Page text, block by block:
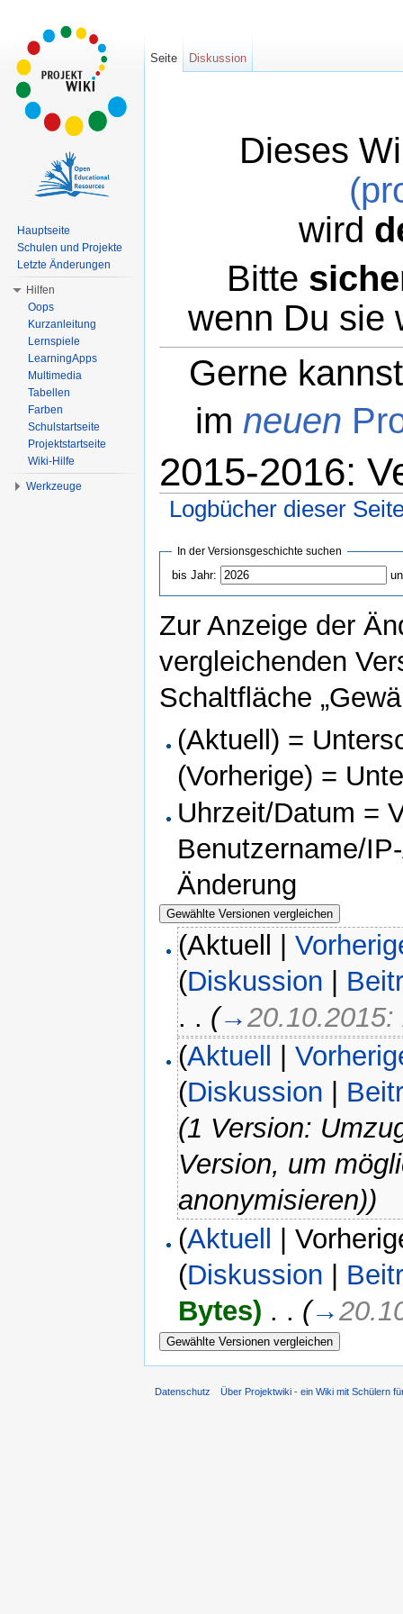
Dieses
wird
Bitte
wenn Du sie
Gerne
im neuen
2015-2016:
Logbücher dieser
In der Versionsgeschichte suchen
bis Jahr:
Zur Anzeige der
vergleichenden
Schaltfläche
(Aktuell) =
(Vorherige) =
Uhrzeit/Datum =
Benutzername/
Änderung
(Aktuell |
(Diskussion
. . (→20.10.2015:
(Aktuell |
(Diskussion
(1 Version:
Version, um
anonymisieren))
(Aktuell
|
(Diskussion
Bytes) . . (→
Seite Diskussion
Hauptseite
Schulen und Projekte
Letzte Änderungen
Hilfen
Oops
Kurzanleitung
Lernspiele
LearningApps
Multimedia
Tabellen
Farben
Schulstartseite
Projektstartseite
Wiki-Hilfe
Werkzeuge
Datenschutz Über Projektwiki - ein Wiki mit Schülern